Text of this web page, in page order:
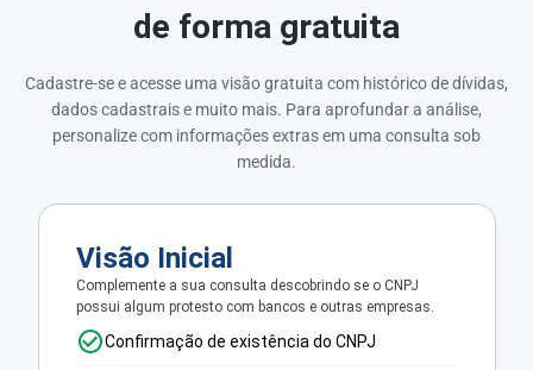
de forma gratuita
Cadastre-se e acesse uma visão gratuita com histórico de dívidas,
dados cadastrais e muito mais. Para aprofundar a análise,
personalize com informações extras em uma consulta sob
medida.
Visão Inicial
Complemente a sua consulta descobrindo se o CNPJ
possui algum protesto com bancos e outras empresas.
Confirmação de existência do CNPJ